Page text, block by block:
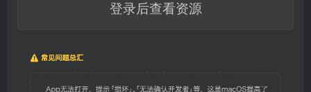
登录后查看资源